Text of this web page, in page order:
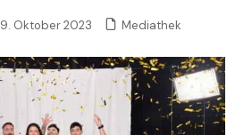
9. Oktober 2023 Mediathek